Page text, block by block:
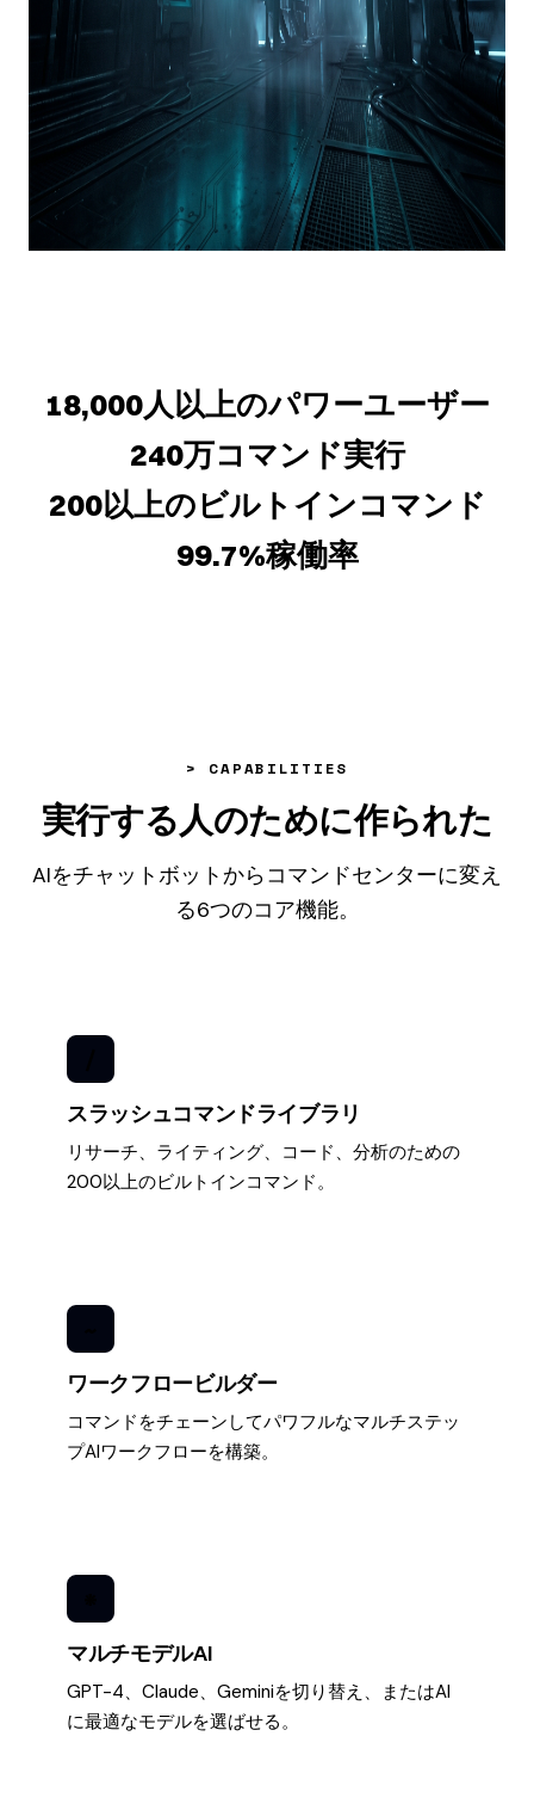
18,000人以上のパワーユーザー
240万コマンド実行
200以上のビルトインコマンド
99.7%稼働率
> CAPABILITIES
実行する人のために作られた
AIをチャットボットからコマンドセンターに変え
る6つのコア機能。
スラッシュコマンドライブラリ
リサーチ、ライティング、コード、分析のための
200以上のビルトインコマンド。
ワークフロービルダー
コマンドをチェーンしてパワフルなマルチステッ
プAIワークフローを構築。
マルチモデルAI
GPT-4、Claude、Geminiを切り替え、またはAI
に最適なモデルを選ばせる。